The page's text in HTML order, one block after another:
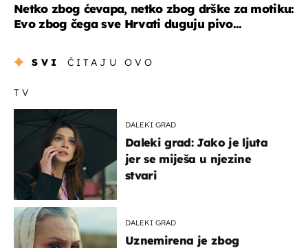
Netko zbog ćevapa, netko zbog drške za motiku:
Evo zbog čega sve Hrvati duguju pivo...
SVI ČITAJU OVO
TV
DALEKI GRAD
Daleki grad: Jako je ljuta
jer se miješa u njezine
stvari
DALEKI GRAD
Uznemirena je zbog